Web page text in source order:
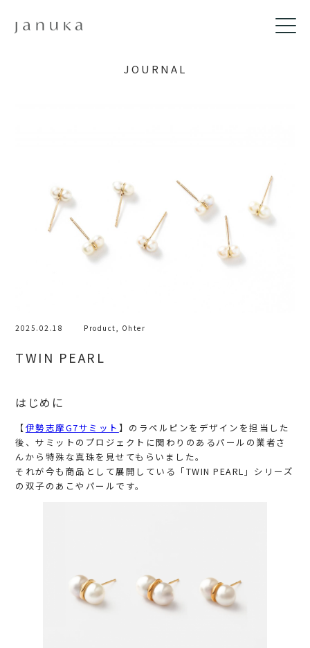
JOURNAL
2025.02.18 Product, Ohter
TWIN PEARL
はじめに
【伊勢志摩G7サミット 】のラペルピンをデザインを担当した
後、サミットのプロジェクトに関わりのあるパールの業者さ
んから特殊な真珠を見せてもらいました。
それが今も商品として展開している「TWIN PEARL」シリーズ
の双子のあこやパールです。